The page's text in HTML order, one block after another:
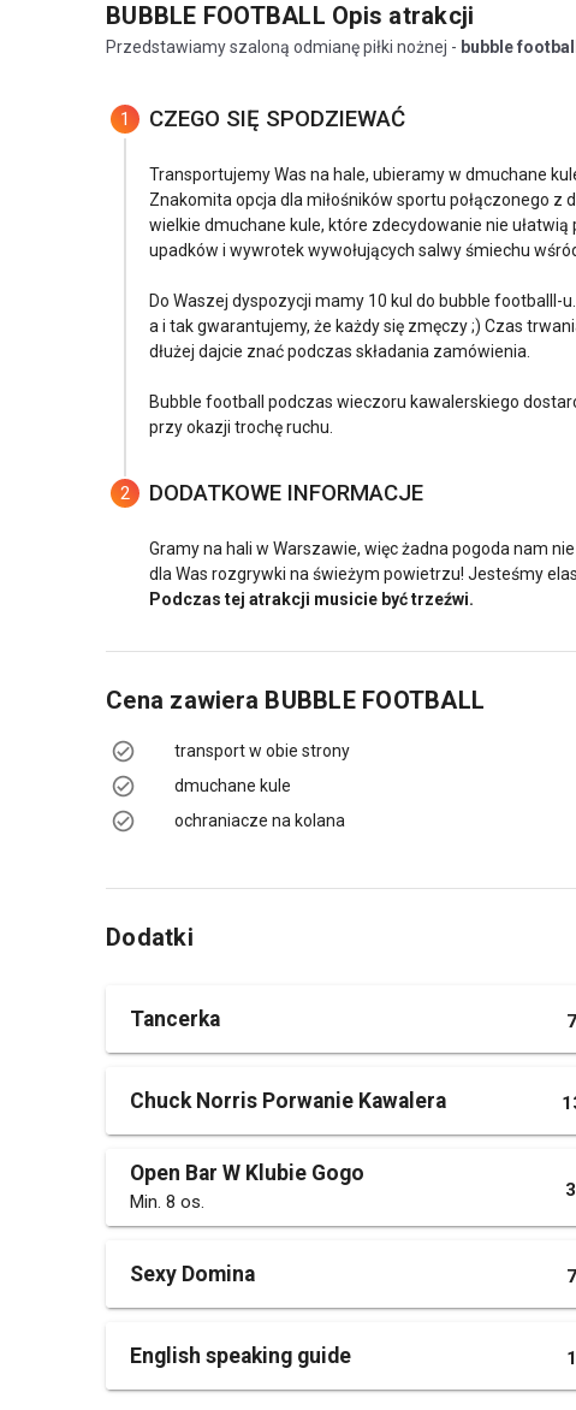
BUBBLE FOOTBALL Opis atrakcji
Przedstawiamy szaloną odmianę piłki nożnej - bubble
1 CZEGO SIĘ SPODZIEWAĆ
Transportujemy Was na hale, ubieramy w dmuchane
Znakomita opcja dla miłośników sportu połączonego
wielkie dmuchane kule, które zdecydowanie nie ułatwią
upadków i wywrotek wywołujących salwy śmiechu
Do Waszej dyspozycji mamy 10 kul do bubble footballl-
a i tak gwarantujemy, że każdy się zmęczy ;) Czas
dłużej dajcie znać podczas składania zamówienia.
Bubble football podczas wieczoru kawalerskiego
przy okazji trochę ruchu.
2 DODATKOWE INFORMACJE
Gramy na hali w Warszawie, więc żadna pogoda nam
dla Was rozgrywki na świeżym powietrzu! Jesteśmy
Podczas tej atrakcji musicie być trzeźwi.
Cena zawiera BUBBLE FOOTBALL
transport w obie strony
dmuchane kule
ochraniacze na kolana
Dodatki
Tancerka
Chuck Norris Porwanie Kawalera
Open Bar W Klubie Gogo
Min. 8 os.
Sexy Domina
English speaking guide